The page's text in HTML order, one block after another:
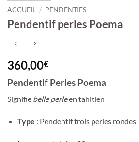
ACCUEIL / PENDENTIFS
Pendentif perles Poema
360,00€
Pendentif Perles Poema
Signifie belle perleen tahitien
Type : Pendentif trois perles rondes